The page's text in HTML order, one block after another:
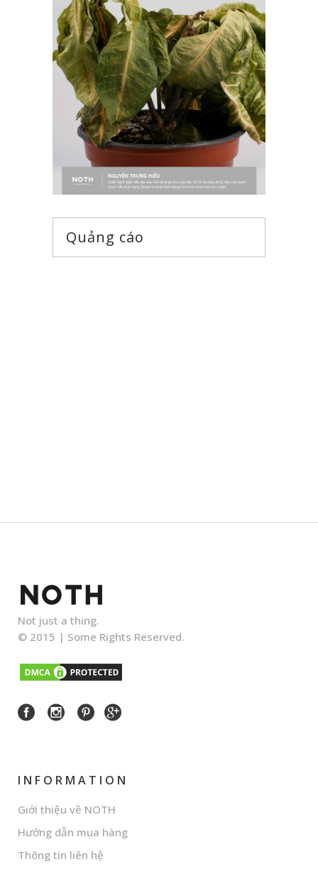
Quảng cáo
Not just a thing.
© 2015 | Some Rights Reserved.
INFORMATION
Giới thiệu về NOTH
Hướng dẫn mua hàng
Thông tin liên hệ